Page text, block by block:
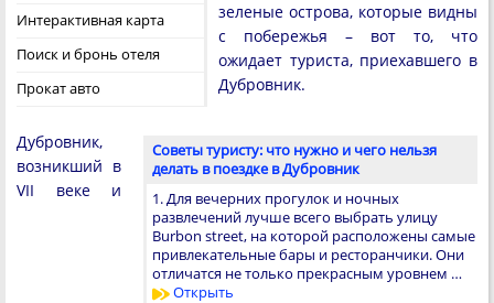
Интерактивная карта
Поиск и бронь отеля
Прокат авто
зеленые острова, которые видны
с побережья – вот то, что
ожидает туриста, приехавшего в
Дубровник.
Советы туристу: что нужно и чего нельзя
делать в поездке в Дубровник
1. Для вечерних прогулок и ночных
развлечений лучше всего выбрать улицу
Burbon street, на которой расположены самые
привлекательные бары и ресторанчики. Они
отличатся не только прекрасным уровнем …
Открыть
Дубровник,
возникший в
VII веке и